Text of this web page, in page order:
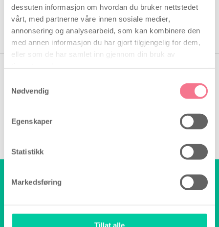
dessuten informasjon om hvordan du bruker nettstedet
vårt, med partnerne våre innen sosiale medier,
annonsering og analysearbeid, som kan kombinere den
med annen informasjon du har gjort tilgjengelig for dem,
eller som de har samlet inn gjennom din bruk av
Nødvendig
Egenskaper
Statistikk
Markedsføring
Tillat alle
Vi sitter klar til å hjelpe deg!
info@billige-tester.no